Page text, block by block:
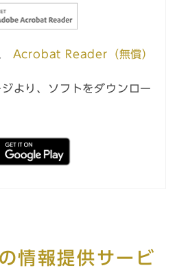
Acrobat Reader（無償）
より、ソフトをダウンロー
情報提供サービ